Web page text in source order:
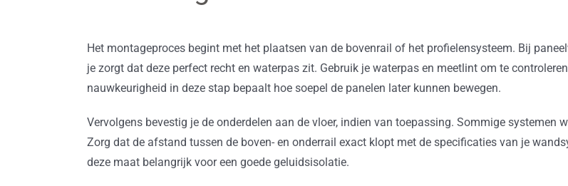
Het montageproces begint met het plaatsen van de bovenrail of het profielensysteem. Bij
je zorgt dat deze perfect recht en waterpas zit. Gebruik je waterpas en meetlint om te
nauwkeurigheid in deze stap bepaalt hoe soepel de panelen later kunnen bewegen.
Vervolgens bevestig je de onderdelen aan de vloer, indien van toepassing. Sommige systemen
Zorg dat de afstand tussen de boven- en onderrail exact klopt met de specificaties van je
deze maat belangrijk voor een goede geluidsisolatie.